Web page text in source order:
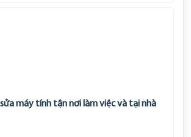
sửa máy tính tận nơi làm việc và tại nhà